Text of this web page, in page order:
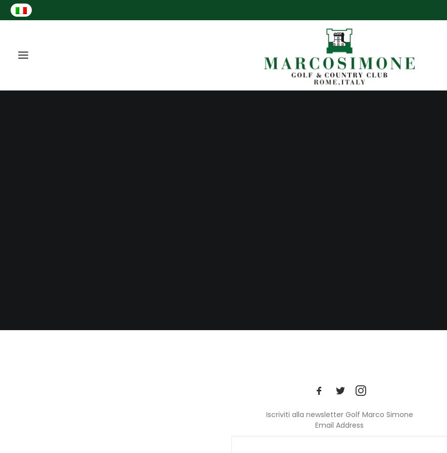
Iscriviti alla newsletter Golf Marco Simone
Email Address